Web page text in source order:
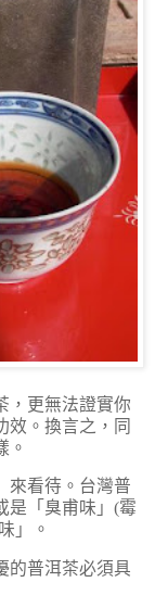
，更無法證實你
效。換言之，同
。
來看待。台灣普
是「臭甫味」(霉
」。
的普洱茶必須具